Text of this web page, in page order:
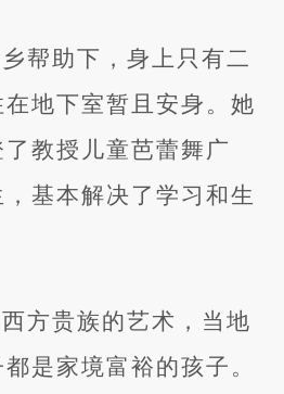
助下，身上只有二
地下室暂且安身。她
教授儿童芭蕾舞广
基本解决了学习和生
贵族的艺术，当地
是家境富裕的孩子。